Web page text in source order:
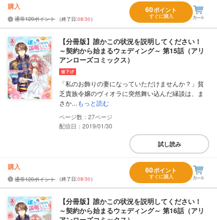
購入
通常120ポイント （終了日:08/30）
60ポイント
すぐに購入
【分冊版】誰かこの状況を説明してください！
～契約から始まるウェディング～ 第15話（アリ
アンローズコミックス）
「私のお飾りの妻になっていただけませんか？」貧
乏貴族令嬢のヴィオラに突然舞い込んだ縁談は、ま
さか...もっと読む
27
配信日：2019/01/30
試し読み
購入
通常120ポイント （終了日:08/30）
60ポイント
すぐに購入
【分冊版】誰かこの状況を説明してください！
～契約から始まるウェディング～ 第16話（アリ